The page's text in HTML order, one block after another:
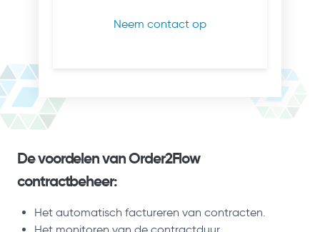
Neem contact op
De voordelen van Order2Flow
contractbeheer:
Het automatisch factureren van contracten.